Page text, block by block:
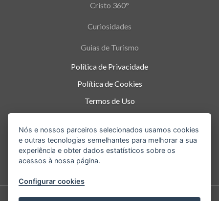
Cristo 360°
Curiosidades
Guias de Turismo
Política de Privacidade
Política de Cookies
Termos de Uso
Rio de Janeiro-RJ
Nós e nossos parceiros selecionados usamos cookies
e outras tecnologias semelhantes para melhorar a sua
experiência e obter dados estatísticos sobre os
acessos à nossa página.
Configurar cookies